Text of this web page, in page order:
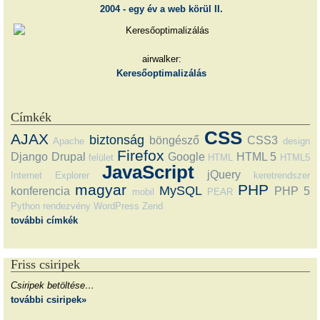
2004 - egy év a web körül II.
airwalker:
Keresőoptimalizálás
Címkék
AJAX Apache biztonság böngésző CSS CSS3 design
Django Drupal felület Firefox Google HTML HTML 5 HTML5
Internet Explorer
JavaScript jQuery keretrendszer
konferencia magyar mobil MySQL PEAR PHP PHP 5
Python rendezvény WordPress Zend
további címkék
Friss csiripek
Csiripek betöltése…
további csiripek»